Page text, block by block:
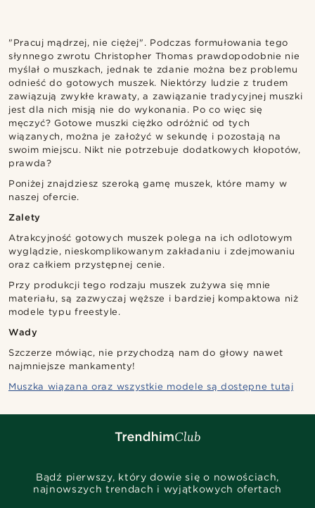
"Pracuj mądrzej, nie ciężej". Podczas formułowania tego
słynnego zwrotu Christopher Thomas prawdopodobnie nie
myślał o muszkach, jednak te zdanie można bez problemu
odnieść do gotowych muszek. Niektórzy ludzie z trudem
zawiązują zwykłe krawaty, a zawiązanie tradycyjnej muszki
jest dla nich misją nie do wykonania. Po co więc się
męczyć? Gotowe muszki ciężko odróżnić od tych
wiązanych, można je założyć w sekundę i pozostają na
swoim miejscu. Nikt nie potrzebuje dodatkowych kłopotów,
prawda?
Poniżej znajdziesz szeroką gamę muszek, które mamy w
naszej ofercie.
Zalety
Atrakcyjność gotowych muszek polega na ich odlotowym
wyglądzie, nieskomplikowanym zakładaniu i zdejmowaniu
oraz całkiem przystępnej cenie.
Przy produkcji tego rodzaju muszek zużywa się mnie
materiału, są zazwyczaj węższe i bardziej kompaktowa niż
modele typu freestyle.
Wady
Szczerze mówiąc, nie przychodzą nam do głowy nawet
najmniejsze mankamenty!
Muszka wiązana oraz wszystkie modele są dostępne tutaj
Bądź pierwszy, który dowie się o nowościach,
najnowszych trendach i wyjątkowych ofertach